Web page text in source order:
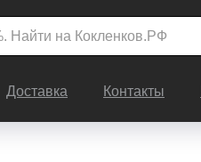
Доставка Контакты